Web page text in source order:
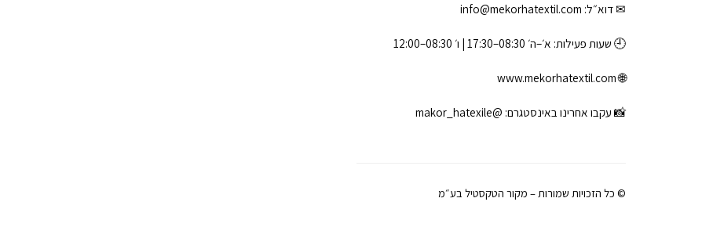
✉ דוא״ל: info@mekorhatextil.com
🕘 שעות פעילות: א׳–ה׳ 08:30–17:30 | ו׳ 08:30–12:00
🌐
www.mekorhatextil.com
📸 עקבו אחרינו באינסטגרם: @makor_hatexile
© כל הזכויות שמורות – מקור הטקסטיל בע״מ